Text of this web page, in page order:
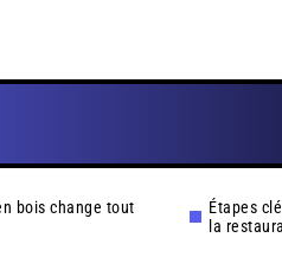
bois change tout
Étapes
la